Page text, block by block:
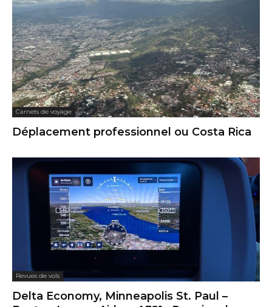
Carnets de voyage
Déplacement professionnel ou Costa Rica
Revues de vols
Delta Economy, Minneapolis St. Paul –